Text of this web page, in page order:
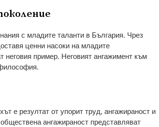
с младите таланти в България. Чрез
ценни насоки на младите
неговия пример. Неговият ангажимент към
е резултат от упорит труд, ангажираност и
ангажираност представляват